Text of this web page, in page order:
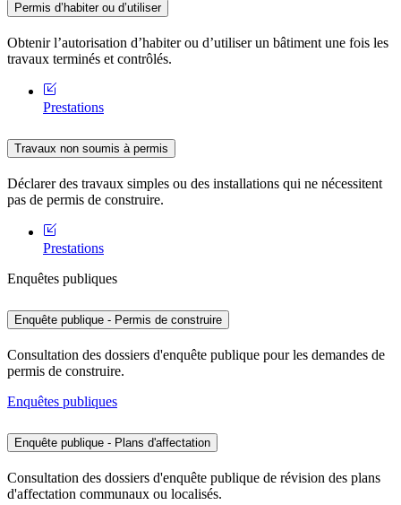
Permis d’habiter ou d’utiliser
Obtenir l’autorisation d’habiter ou d’utiliser un bâtiment une fois les
travaux terminés et contrôlés.
Prestations
Travaux non soumis à permis
Déclarer des travaux simples ou des installations qui ne nécessitent
pas de permis de construire.
Prestations
Enquêtes publiques
Enquête publique - Permis de construire
Consultation des dossiers d'enquête publique pour les demandes de
permis de construire.
Enquêtes publiques
Enquête publique - Plans d'affectation
Consultation des dossiers d'enquête publique de révision des plans
d'affectation communaux ou localisés.